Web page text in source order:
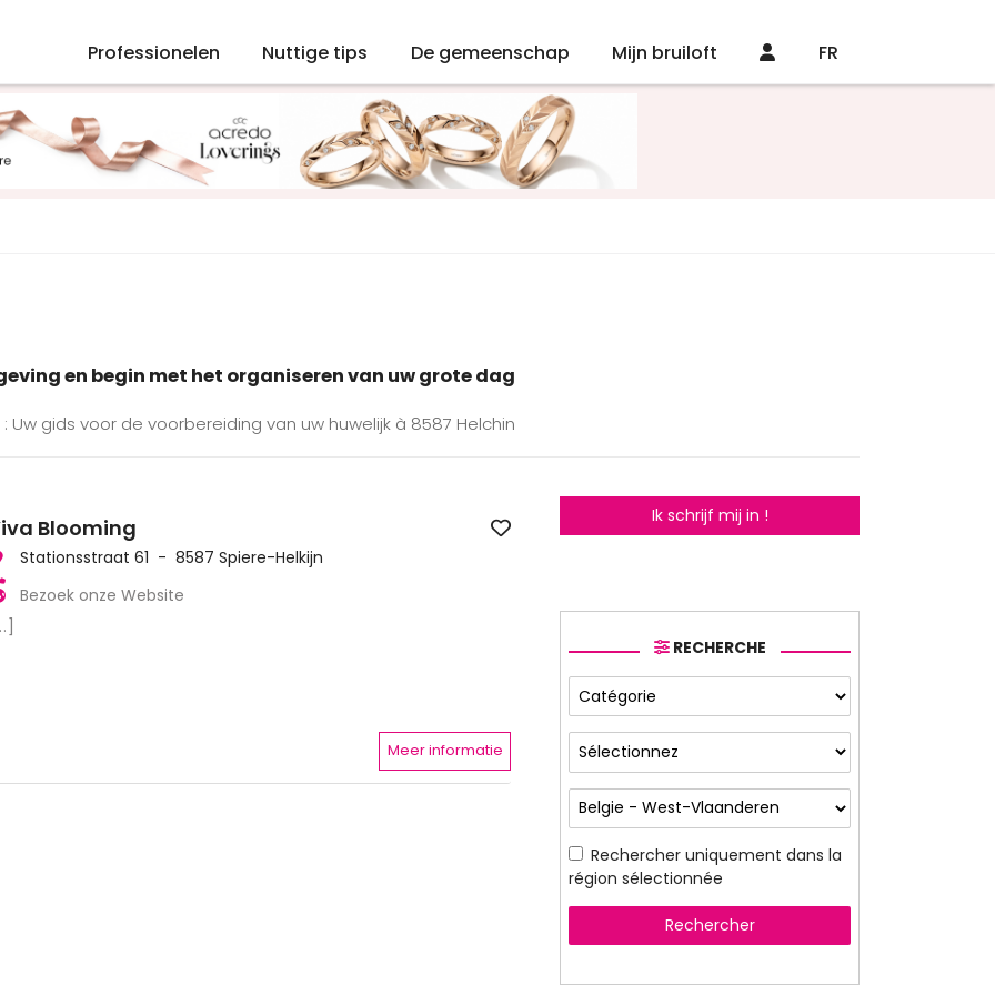
Professionelen Nuttige tips De gemeenschap Mijn bruiloft FR
en begin met het organiseren van uw grote dag
Uw gids voor de voorbereiding van uw huwelijk à 8587 Helchin
Blooming
Stationsstraat 61 - 8587 Spiere-Helkijn
Bezoek onze Website
Meer informatie
Ik schrijf mij in !
RECHERCHE
Rechercher uniquement dans la
région sélectionnée
Rechercher